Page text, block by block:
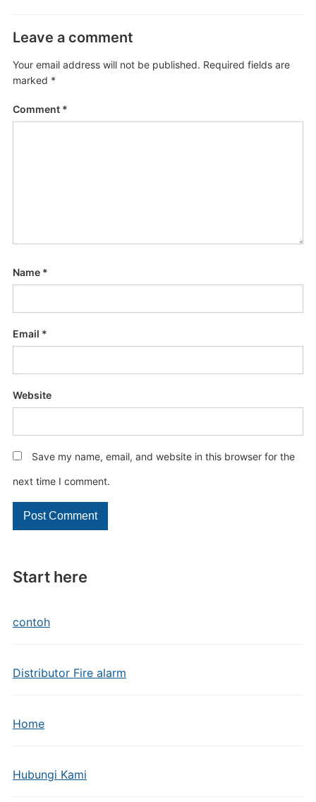
Start here
contoh
Distributor Fire alarm
Home
Hubungi Kami
Leave a comment
Your email address will not be published. Required fields are
marked *
Comment *
Name *
Email *
Website
Save my name, email, and website in this browser for the
next time I comment.